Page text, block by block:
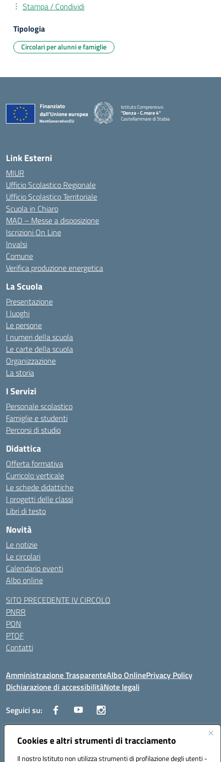
Cookies e altri strumenti di tracciamento
Il nostro Istituto non utilizza strumenti di profilazione degli utenti -
Stampa / Condividi
Tipologia
Circolari per alunni e famiglie
Istituto Comprensivo
"Denza - C.mare 4"
Castellammare di Stabia
Link Esterni
MIUR
Ufficio Scolastico Regionale
Ufficio Scolastico Territoriale
Scuola in Chiaro
MAD – Messe a disposizione
Iscrizioni On Line
Invalsi
Comune
Verifica produzione energetica
La Scuola
Presentazione
I luoghi
Le persone
I numeri della scuola
Le carte della scuola
Organizzazione
La storia
I Servizi
Personale scolastico
Famiglie e studenti
Percorsi di studio
Didattica
Offerta formativa
Curricolo verticale
Le schede didattiche
I progetti delle classi
Libri di testo
Novità
Le notizie
Le circolari
Calendario eventi
Albo online
SITO PRECEDENTE IV CIRCOLO
PNRR
PON
PTOF
Contatti
Amministrazione TrasparenteAlbo OnlinePrivacy Policy
Dichiarazione di accessibilitàNote legali
Seguici su:
Traversa Fondo d'Orto n.19B - Cap 80053 - Castellammare di Stabia
(NA) - Tel. 0818701043 - Mail: naic847006@istruzione.it - PEC: